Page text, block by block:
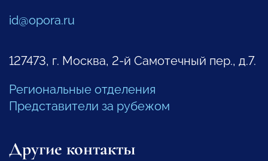
id@opora.ru
127473, г. Москва, 2-й Самотечный пер., д.7.
Региональные отделения
Представители за рубежом
Другие контакты